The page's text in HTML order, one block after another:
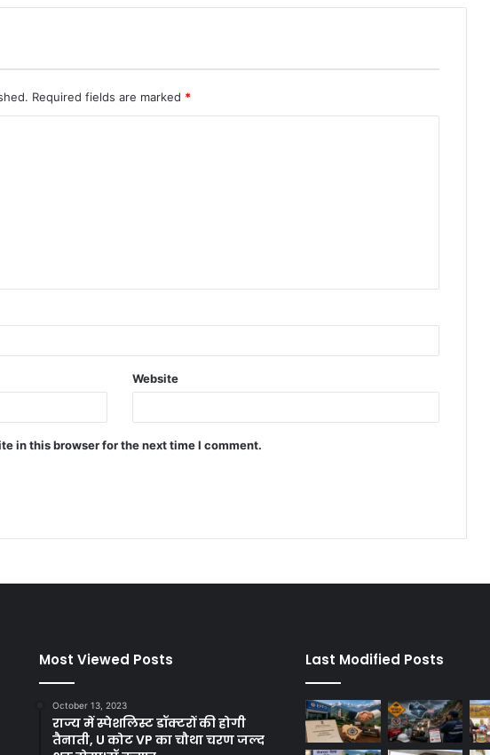
Required fields are marked *
Website
in this browser for the next time I comment.
Most Viewed Posts
October 13, 2023
राज्य में स्पेशलिस्ट डॉक्टरों की होगी
तैनाती, U कोट VP का चौथा चरण जल्द
Last Modified Posts